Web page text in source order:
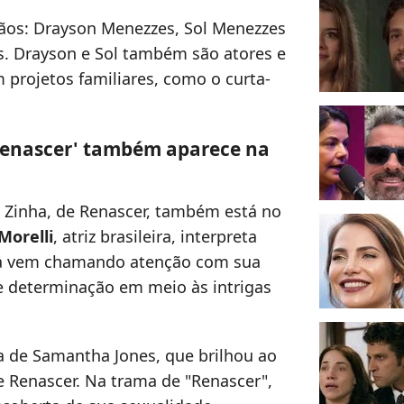
Drayson Menezzes, Sol Menezzes
Drayson e Sol também são atores e
projetos familiares, como o curta-
também aparece na
de Renascer, também está no
, atriz brasileira, interpreta
vem chamando atenção com sua
em meio às intrigas
Samantha Jones, que brilhou ao
Na trama de "Renascer",